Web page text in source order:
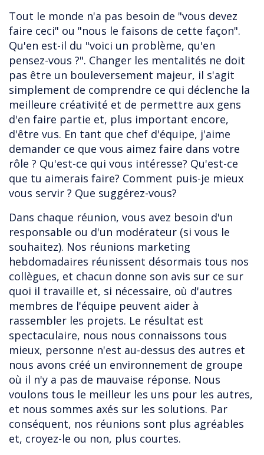
Tout le monde n'a pas besoin de "vous devez
faire ceci" ou "nous le faisons de cette façon".
Qu'en est-il du "voici un problème, qu'en
pensez-vous ?". Changer les mentalités ne doit
pas être un bouleversement majeur, il s'agit
simplement de comprendre ce qui déclenche la
meilleure créativité et de permettre aux gens
d'en faire partie et, plus important encore,
d'être vus. En tant que chef d'équipe, j'aime
demander ce que vous aimez faire dans votre
rôle ? Qu'est-ce qui vous intéresse? Qu'est-ce
que tu aimerais faire? Comment puis-je mieux
vous servir ? Que suggérez-vous?
Dans chaque réunion, vous avez besoin d'un
responsable ou d'un modérateur (si vous le
souhaitez). Nos réunions marketing
hebdomadaires réunissent désormais tous nos
collègues, et chacun donne son avis sur ce sur
quoi il travaille et, si nécessaire, où d'autres
membres de l'équipe peuvent aider à
rassembler les projets. Le résultat est
spectaculaire, nous nous connaissons tous
mieux, personne n'est au-dessus des autres et
nous avons créé un environnement de groupe
où il n'y a pas de mauvaise réponse. Nous
voulons tous le meilleur les uns pour les autres,
et nous sommes axés sur les solutions. Par
conséquent, nos réunions sont plus agréables
et, croyez-le ou non, plus courtes.